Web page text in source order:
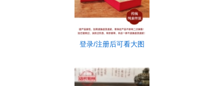
登录/注册后可看大图